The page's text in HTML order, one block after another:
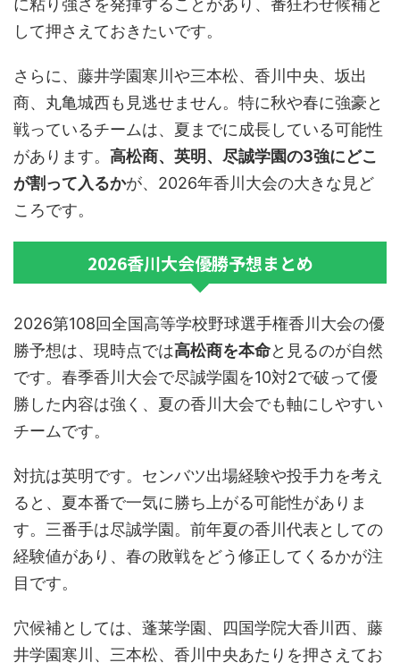
に粘り強さを発揮することがあり、番狂わせ候補と
して押さえておきたいです。
さらに、藤井学園寒川や三本松、香川中央、坂出
商、丸亀城西も見逃せません。特に秋や春に強豪と
戦っているチームは、夏までに成長している可能性
があります。 高松商、英明、尽誠学園の3強にどこ
が割って入るかが、2026年香川大会の大きな見ど
ころです。
2026香川大会優勝予想まとめ
2026第108回全国高等学校野球選手権香川大会の優
勝予想は、現時点では高松商を本命と見るのが自然
です。春季香川大会で尽誠学園を10対2で破って優
勝した内容は強く、夏の香川大会でも軸にしやすい
チームです。
対抗は英明です。センバツ出場経験や投手力を考え
ると、夏本番で一気に勝ち上がる可能性がありま
す。三番手は尽誠学園。前年夏の香川代表としての
経験値があり、春の敗戦をどう修正してくるかが注
目です。
穴候補としては、蓬莱学園、四国学院大香川西、藤
井学園寒川、三本松、香川中央あたりを押さえてお